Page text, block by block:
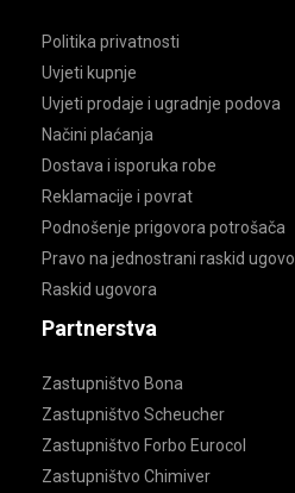
Politika privatnosti
Uvjeti kupnje
Uvjeti prodaje i ugradnje podova
Načini plaćanja
Dostava i isporuka robe
Reklamacije i povrat
Podnošenje prigovora potrošača
Pravo na jednostrani raskid
Raskid ugovora
Partnerstva
Zastupništvo Bona
Zastupništvo Scheucher
Zastupništvo Forbo Eurocol
Zastupništvo Chimiver